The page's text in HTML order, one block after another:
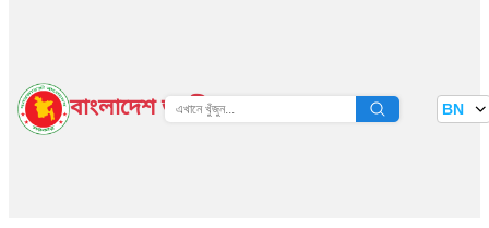
বাংলাদেশ জাতীয় তথ্য বাতায়ন BN